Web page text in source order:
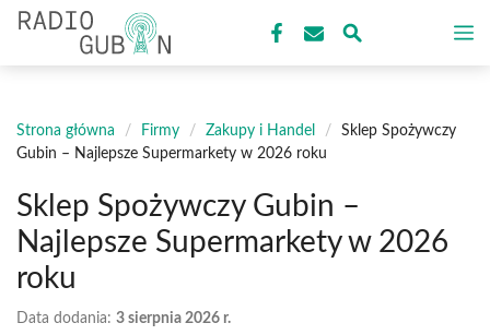
Przejdź
treści
Strona główna / Firmy / Zakupy i Handel /
Sklep Spożywczy
Gubin – Najlepsze Supermarkety w 2026 roku
Sklep Spożywczy Gubin –
Najlepsze Supermarkety w 2026
roku
Data dodania: 3 sierpnia 2026 r.